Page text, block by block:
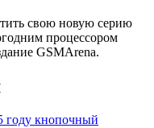
свою новую серию
процессором
GSMArena.
году кнопочный